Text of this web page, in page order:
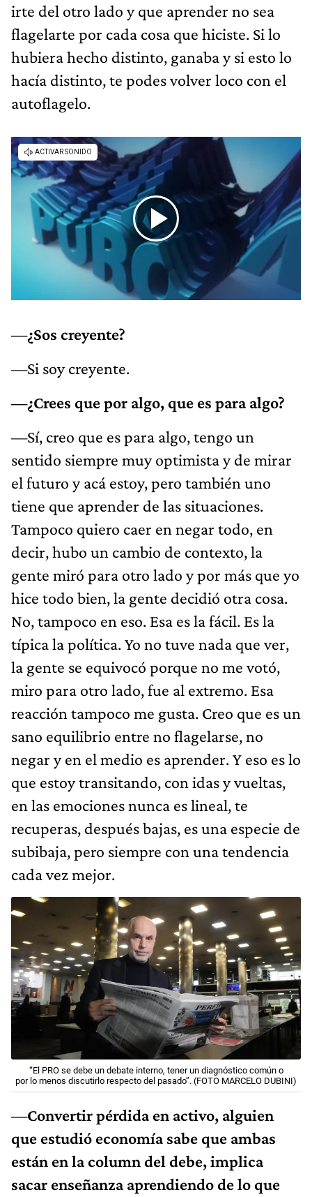
irte del otro lado y que aprender no sea
flagelarte por cada cosa que hiciste. Si lo
hubiera hecho distinto, ganaba y si esto lo
hacía distinto, te podes volver loco con el
autoflagelo.
—¿Sos creyente?
—Si soy creyente.
—¿Crees que por algo, que es para algo?
—Sí, creo que es para algo, tengo un
sentido siempre muy optimista y de mirar
el futuro y acá estoy, pero también uno
tiene que aprender de las situaciones.
Tampoco quiero caer en negar todo, en
decir, hubo un cambio de contexto, la
gente miró para otro lado y por más que yo
hice todo bien, la gente decidió otra cosa.
No, tampoco en eso. Esa es la fácil. Es la
típica la política. Yo no tuve nada que ver,
la gente se equivocó porque no me votó,
miro para otro lado, fue al extremo. Esa
reacción tampoco me gusta. Creo que es un
sano equilibrio entre no flagelarse, no
negar y en el medio es aprender. Y eso es lo
que estoy transitando, con idas y vueltas,
en las emociones nunca es lineal, te
recuperas, después bajas, es una especie de
subibaja, pero siempre con una tendencia
cada vez mejor.
“El PRO se debe un debate interno, tener un diagnóstico común o
por lo menos discutirlo respecto del pasado”. (FOTO MARCELO DUBINI)
—Convertir pérdida en activo, alguien
que estudió economía sabe que ambas
están en la column del debe, implica
sacar enseñanza aprendiendo de lo que